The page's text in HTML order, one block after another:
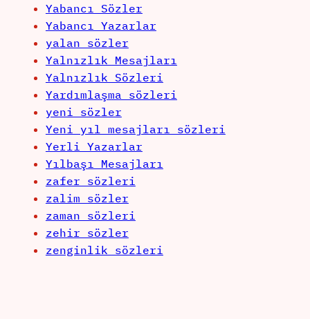
Yabancı Sözler
Yabancı Yazarlar
yalan sözler
Yalnızlık Mesajları
Yalnızlık Sözleri
Yardımlaşma sözleri
yeni sözler
Yeni yıl mesajları sözleri
Yerli Yazarlar
Yılbaşı Mesajları
zafer sözleri
zalim sözler
zaman sözleri
zehir sözler
zenginlik sözleri